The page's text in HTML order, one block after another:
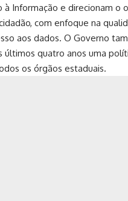
à Informação e direcionam o
com enfoque na
aos dados. O Governo
últimos quatro anos uma
os órgãos estaduais.